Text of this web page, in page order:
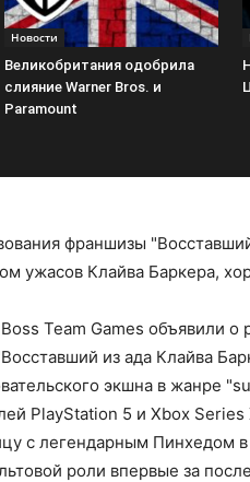
Новости
Великобритания одобрила
слияние Warner Bros. и
Paramount
франшизы
ужасов Клайва Баркера,
Team Games объявили о
из ада Клайва
экшна в жанре
PlayStation 5 и Xbox
с легендарным Пинхедом
роли впервые за